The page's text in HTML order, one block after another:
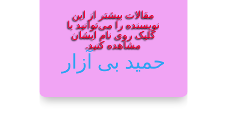
مقالات بیشتر از این
نویسنده را می‌توانید با
کلیک روی نام ایشان
مشاهده کنید.
حمید بی آزار